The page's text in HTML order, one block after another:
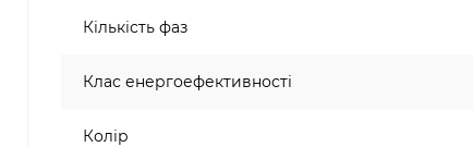
Кількість фаз
Клас енергоефективності
Колір